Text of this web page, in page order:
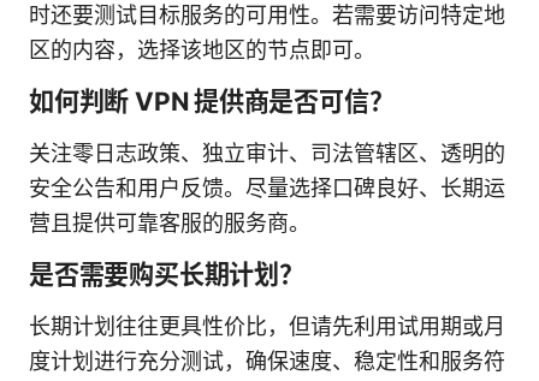
时还要测试目标服务的可用性。若需要访问特定地
区的内容，选择该地区的节点即可。
如何判断 VPN 提供商是否可信？
关注零日志政策、独立审计、司法管辖区、透明的
安全公告和用户反馈。尽量选择口碑良好、长期运
营且提供可靠客服的服务商。
是否需要购买长期计划？
长期计划往往更具性价比，但请先利用试用期或月
度计划进行充分测试，确保速度、稳定性和服务符